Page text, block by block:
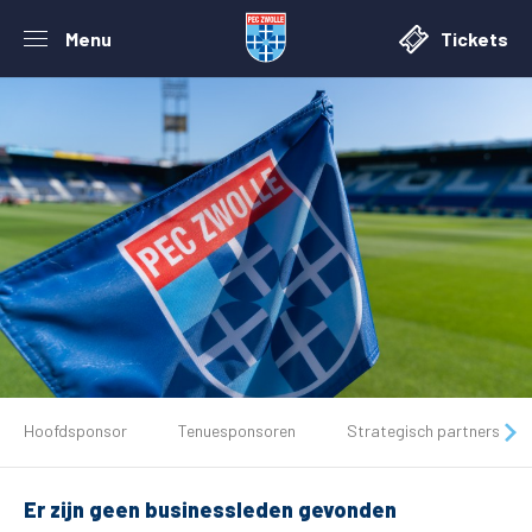
Menu Tickets
Tickets
Matchdays
Hoofdsponsor Tenuesponsoren Strategisch partners
Er zijn geen businessleden gevonden